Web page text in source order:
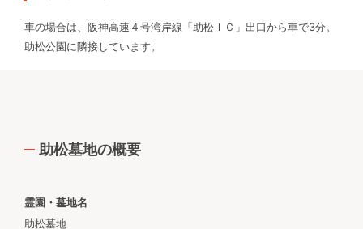
車の場合は、阪神高速４号湾岸線「助松ＩＣ」出口から車で3分。
助松公園に隣接しています。
助松墓地の概要
霊園・墓地名
助松墓地